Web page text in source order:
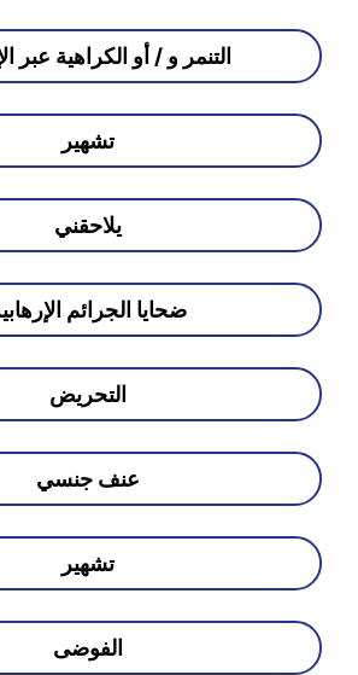
التنمر و / أو الكراهية عبر
تشهير
يلاحقني
ضحايا الجرائم
التحريض
عنف جنسي
تشهير
الفوضى